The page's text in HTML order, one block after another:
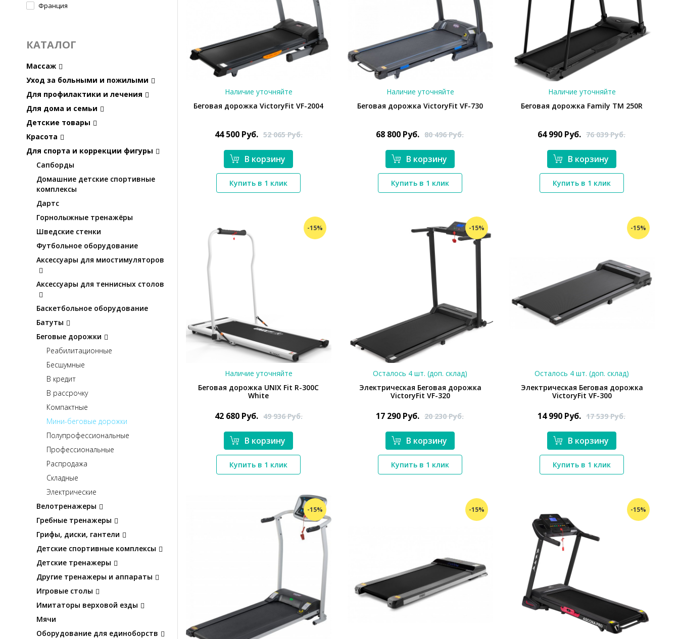
Франция
КАТАЛОГ
Массаж
Уход за больными и пожилыми
Для профилактики и лечения
Для дома и семьи
Детские товары
Красота
Для спорта и коррекции фигуры
Сапборды
Домашние детские спортивные
комплексы
Дартс
Горнолыжные тренажёры
Шведские стенки
Футбольное оборудование
Аксессуары для миостимуляторов
Аксессуары для теннисных столов
Баскетбольное оборудование
Батуты
Беговые дорожки
Реабилитационные
Бесшумные
В кредит
В рассрочку
Компактные
Мини-беговые дорожки
Полупрофессиональные
Профессиональные
Распродажа
Складные
Электрические
Велотренажеры
Гребные тренажеры
Грифы, диски, гантели
Детские спортивные комплексы
Детские тренажеры
Другие тренажеры и аппараты
Игровые столы
Имитаторы верховой езды
Мячи
Оборудование для единоборств
*}
Наличие уточняйте
Беговая дорожка VictoryFit VF-2004
44 500 Руб. 52 065Руб.
В корзину
Купить в 1 клик
*}
Наличие уточняйте
Беговая дорожка VictoryFit VF-730
68 800 Руб. 80 496Руб.
В корзину
Купить в 1 клик
*}
Наличие уточняйте
Беговая дорожка Family TM 250R
64 990 Руб. 76 039Руб.
В корзину
Купить в 1 клик
-15%
*}
Наличие уточняйте
Беговая дорожка UNIX Fit R-300C
White
42 680 Руб. 49 936Руб.
В корзину
Купить в 1 клик
-15%
*}
Осталось 4 шт. (доп. склад)
Электрическая Беговая дорожка
VictoryFit VF-320
17 290 Руб. 20 230Руб.
В корзину
Купить в 1 клик
-15%
*}
Осталось 4 шт. (доп. склад)
Электрическая Беговая дорожка
VictoryFit VF-300
14 990 Руб. 17 539Руб.
В корзину
Купить в 1 клик
-15% -15% -15%